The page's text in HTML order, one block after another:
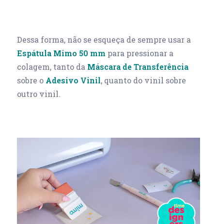
Dessa forma, não se esqueça de sempre usar a
Espátula Mimo 50 mm para pressionar a
colagem, tanto da Máscara de Transferência
sobre o Adesivo Vinil, quanto do vinil sobre
outro vinil.